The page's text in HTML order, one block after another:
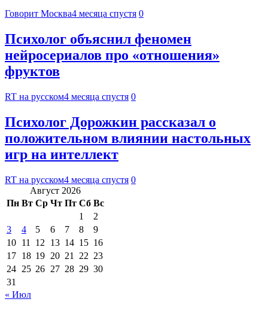
Говорит Москва4 месяца спустя 0
Психолог объяснил феномен
нейросериалов про «отношения»
фруктов
RT на русском4 месяца спустя 0
Психолог Дорожкин рассказал о
положительном влиянии настольных
игр на интеллект
RT на русском4 месяца спустя 0
Август 2026
Пн Вт Ср Чт Пт Сб Вс
1
2
3
4 5 6 7 8
9
10 11 12 13 14 15 16
17 18 19 20 21 22 23
24 25 26 27 28 29 30
31
« Июл